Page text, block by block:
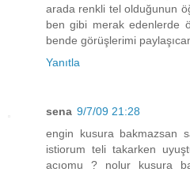
arada renkli tel olduğunun
ben gibi merak edenlerde
bende görüşlerimi
Yanıtla
sena 9/7/09 21:28
engin kusura bakmazsan
istiorum teli takarken
acıomu ? nolur kusura